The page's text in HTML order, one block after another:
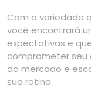
Com a variedade
você encontrará
expectativas e
comprometer seu
do mercado e
sua rotina.